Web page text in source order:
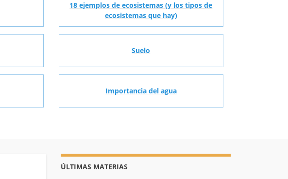
18 ejemplos de ecosistemas (y los tipos de
ecosistemas que hay)
Suelo
Importancia del agua
ÚLTIMAS MATERIAS